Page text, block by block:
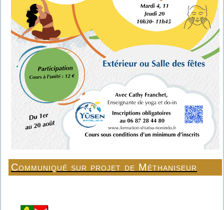
Communiqué sur projet de Méthaniseur